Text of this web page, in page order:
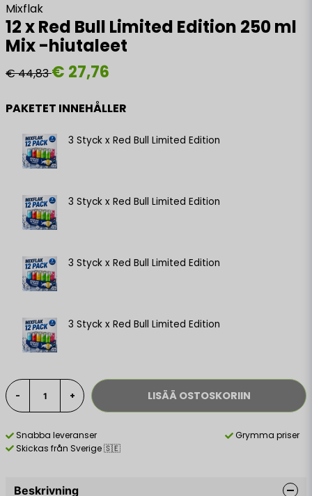
Mixflak
12 x Red Bull Limited Edition 250 ml
Mix -hiutaleet
€ 44,83€ 27,76
PAKETET INNEHÅLLER
3 Styck x Red Bull Limited Edition
3 Styck x Red Bull Limited Edition
3 Styck x Red Bull Limited Edition
3 Styck x Red Bull Limited Edition
- + LISÄÄ OSTOSKORIIN
Snabba leveranser
Grymma priser
Skickas från Sverige 🇸🇪
Beskrivning